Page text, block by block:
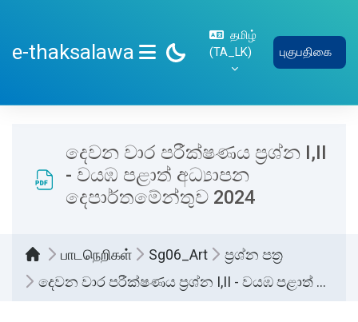
e-thaksalawa
SIDE PANEL
தமிழ்
‎(TA_LK)‎
புகுபதிகை
දෙවන වාර පරීක්ෂණය ප්‍රශ්න I,II
- වයඹ පළාත් අධ්‍යාපන
දෙපාර්තමේන්තුව 2024
பாடநெறிகள் Sg06_Art
ප්‍රශ්න පත්‍ර
දෙවන වාර පරීක්ෂණය ප්‍රශ්න I,II - වයඹ පළාත් අධ්‍යාපන දෙපාර්තමේන්තුව 2024